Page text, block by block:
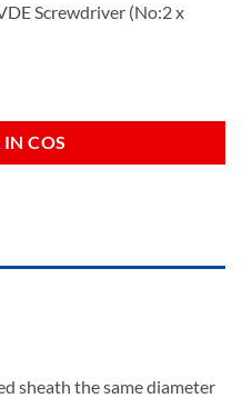
Screwdriver (No:2 x
COS
sheath the same diameter